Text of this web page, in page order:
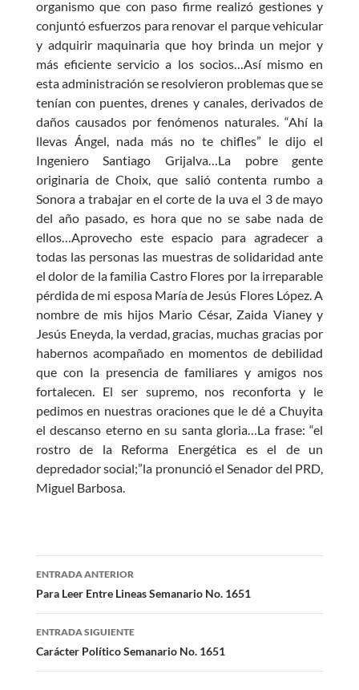
organismo que con paso firme realizó gestiones y
conjuntó esfuerzos para renovar el parque vehicular
y adquirir maquinaria que hoy brinda un mejor y
más eficiente servicio a los socios…Así mismo en
esta administración se resolvieron problemas que se
tenían con puentes, drenes y canales, derivados de
daños causados por fenómenos naturales. “Ahí la
llevas Ángel, nada más no te chifles” le dijo el
Ingeniero Santiago Grijalva…La pobre gente
originaria de Choix, que salió contenta rumbo a
Sonora a trabajar en el corte de la uva el 3 de mayo
del año pasado, es hora que no se sabe nada de
ellos…Aprovecho este espacio para agradecer a
todas las personas las muestras de solidaridad ante
el dolor de la familia Castro Flores por la irreparable
pérdida de mi esposa María de Jesús Flores López. A
nombre de mis hijos Mario César, Zaida Vianey y
Jesús Eneyda, la verdad, gracias, muchas gracias por
habernos acompañado en momentos de debilidad
que con la presencia de familiares y amigos nos
fortalecen. El ser supremo, nos reconforta y le
pedimos en nuestras oraciones que le dé a Chuyita
el descanso eterno en su santa gloria…La frase: “el
rostro de la Reforma Energética es el de un
depredador social;”la pronunció el Senador del PRD,
Miguel Barbosa.
Navegación
de
entradas
ENTRADA ANTERIOR
Para Leer Entre Lineas Semanario No. 1651
ENTRADA SIGUIENTE
Carácter Político Semanario No. 1651